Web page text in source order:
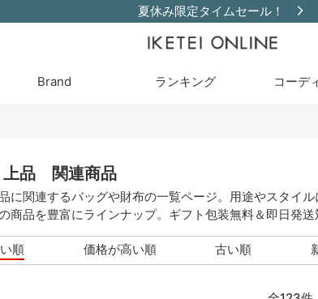
夏休み限定タイムセール！
Brand ランキング コーデ
上品 関連商品
に関連するバッグや財布の一覧ページ。用途やスタイ
商品を豊富にラインナップ。ギフト包装無料＆即日発送
順 価格が高い順 古い順